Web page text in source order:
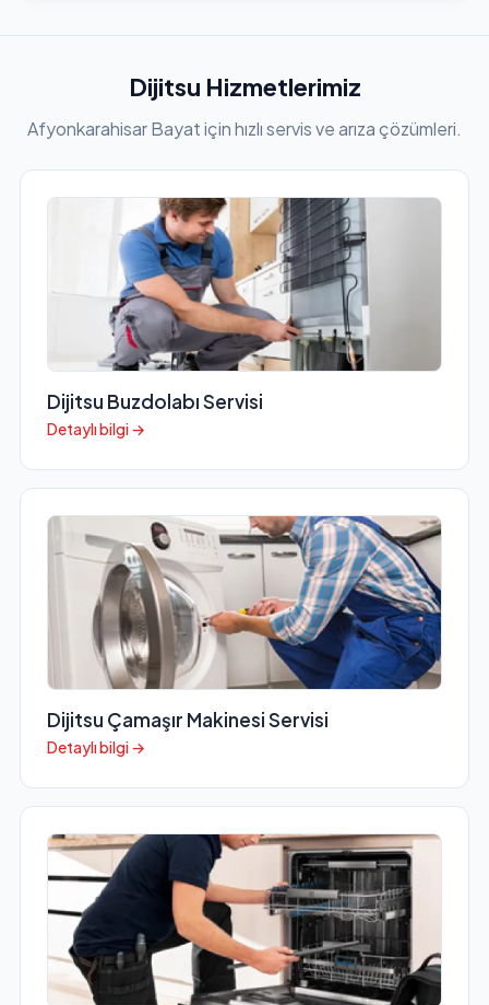
Dijitsu Hizmetlerimiz
Afyonkarahisar Bayat için hızlı servis ve arıza çözümleri.
Dijitsu Buzdolabı Servisi
Detaylı bilgi →
Dijitsu Çamaşır Makinesi Servisi
Detaylı bilgi →